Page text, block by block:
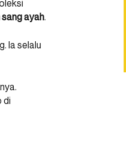
ayah.
Ia selalu
di